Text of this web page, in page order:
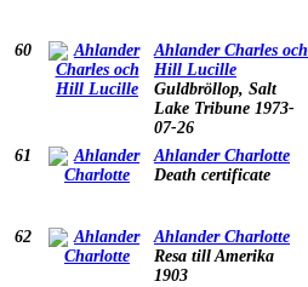
60
Ahlander Charles och
Hill Lucille
Guldbröllop, Salt
Lake Tribune 1973-
07-26
61
Ahlander Charlotte
Death certificate
62
Ahlander Charlotte
Resa till Amerika
1903